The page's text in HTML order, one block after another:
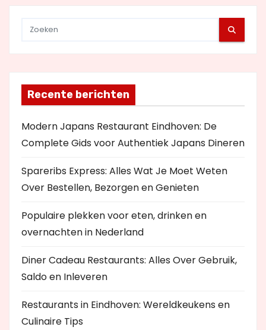
Recente berichten
Modern Japans Restaurant Eindhoven: De
Complete Gids voor Authentiek Japans Dineren
Spareribs Express: Alles Wat Je Moet Weten
Over Bestellen, Bezorgen en Genieten
Populaire plekken voor eten, drinken en
overnachten in Nederland
Diner Cadeau Restaurants: Alles Over Gebruik,
Saldo en Inleveren
Restaurants in Eindhoven: Wereldkeukens en
Culinaire Tips